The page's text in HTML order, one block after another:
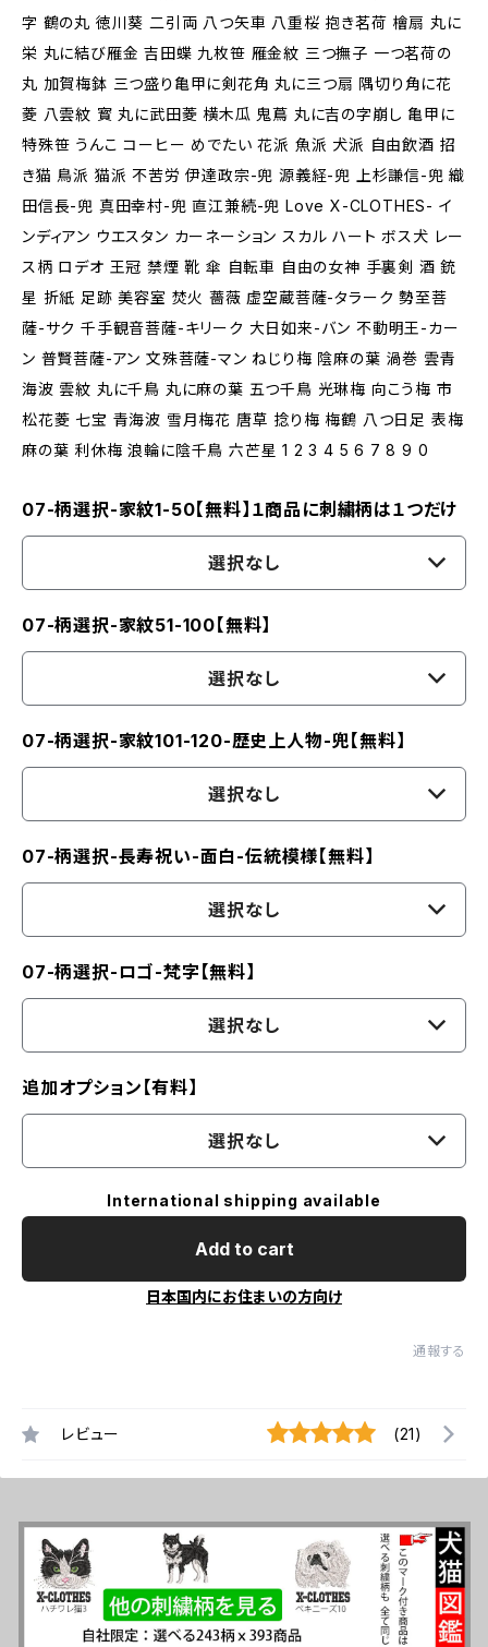
字 鶴の丸 徳川葵 二引両 八つ矢車 八重桜 抱き茗荷 檜扇 丸に
栄 丸に結び雁金 吉田蝶 九枚笹 雁金紋 三つ撫子 一つ茗荷の
丸 加賀梅鉢 三つ盛り亀甲に剣花角 丸に三つ扇 隅切り角に花
菱 八雲紋 寳 丸に武田菱 横木瓜 鬼蔦 丸に吉の字崩し 亀甲に
特殊笹 うんこ コーヒー めでたい 花派 魚派 犬派 自由飲酒 招
き猫 鳥派 猫派 不苦労 伊達政宗-兜 源義経-兜 上杉謙信-兜 織
田信長-兜 真田幸村-兜 直江兼続-兜 Love X-CLOTHES- イ
ンディアン ウエスタン カーネーション スカル ハート ボス犬 レー
ス柄 ロデオ 王冠 禁煙 靴 傘 自転車 自由の女神 手裏剣 酒 銃
星 折紙 足跡 美容室 焚火 薔薇 虚空蔵菩薩-タラーク 勢至菩
薩-サク 千手観音菩薩-キリーク 大日如来-バン 不動明王-カー
ン 普賢菩薩-アン 文殊菩薩-マン ねじり梅 陰麻の葉 渦巻 雲青
海波 雲紋 丸に千鳥 丸に麻の葉 五つ千鳥 光琳梅 向こう梅 市
松花菱 七宝 青海波 雪月梅花 唐草 捻り梅 梅鶴 八つ日足 表梅
麻の葉 利休梅 浪輪に陰千鳥 六芒星 1 2 3 4 5 6 7 8 9 0
07-柄選択-家紋1-50【無料】１商品に刺繍柄は１つだけ
選択なし
07-柄選択-家紋51-100【無料】
選択なし
07-柄選択-家紋101-120-歴史上人物-兜【無料】
選択なし
07-柄選択-長寿祝い-面白-伝統模様【無料】
選択なし
07-柄選択-ロゴ-梵字【無料】
選択なし
追加オプション【有料】
選択なし
International shipping available
Add to cart
日本国内にお住まいの方向け
通報する
レビュー (21)